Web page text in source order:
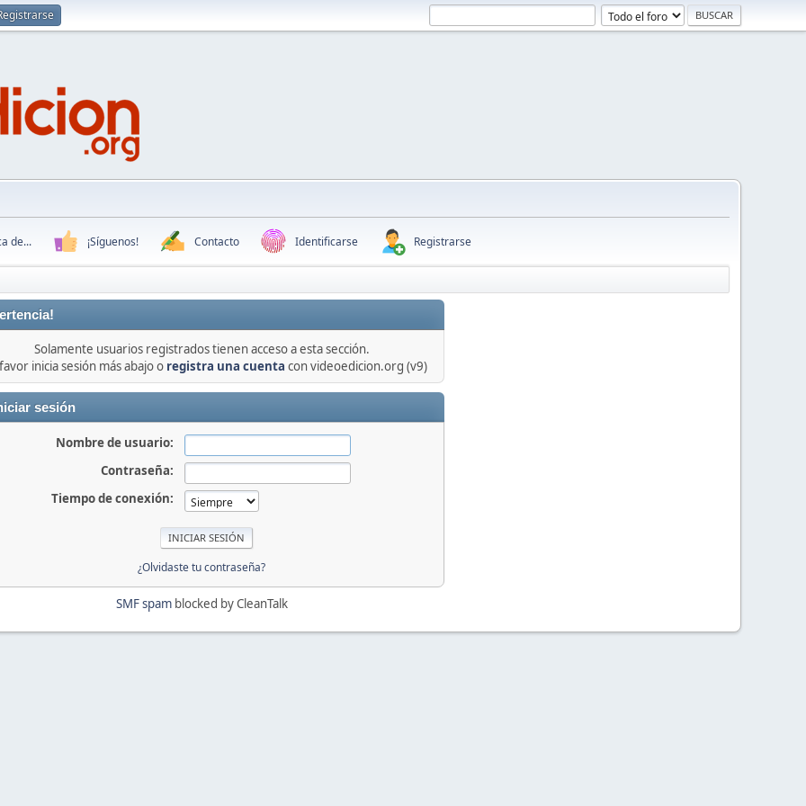
de... ¡Síguenos! Contacto Identificarse Registrarse
Solamente usuarios registrados tienen acceso a esta sección.
inicia sesión más abajo o registra una cuenta con videoedicion.org (v9)
sesión
Nombre de usuario:
Contraseña:
Tiempo de conexión:
¿Olvidaste tu contraseña?
SMF spamblocked by CleanTalk